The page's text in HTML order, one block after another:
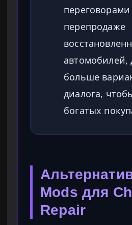
перепродаже
автомобилей,
больше
диалога,
богатых
Mods для
Repair